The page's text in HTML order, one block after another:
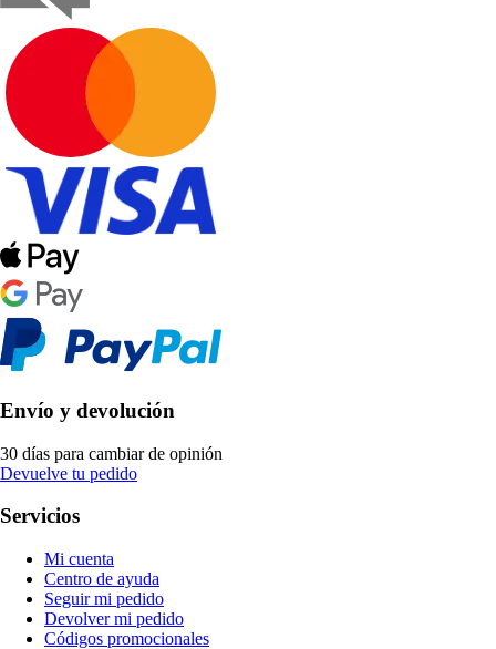
Envío y devolución
30 días para cambiar de opinión
Devuelve tu pedido
Servicios
Mi cuenta
Centro de ayuda
Seguir mi pedido
Devolver mi pedido
Códigos promocionales